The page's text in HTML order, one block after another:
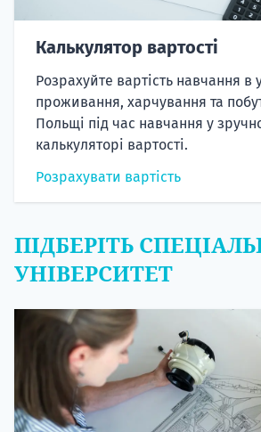
Калькулятор вартості
Розрахуйте вартість навчання в
проживання, харчування та
Польщі під час навчання у
калькуляторі вартості.
Розрахувати вартість
ПІДБЕРІТЬ
УНІВЕРСИТЕТ